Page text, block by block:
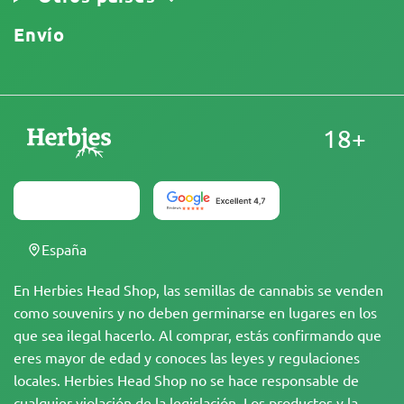
Envío
En Herbies Head Shop, las semillas de cannabis se venden
como souvenirs y no deben germinarse en lugares en los
que sea ilegal hacerlo. Al comprar, estás confirmando que
eres mayor de edad y conoces las leyes y regulaciones
locales. Herbies Head Shop no se hace responsable de
18+
España